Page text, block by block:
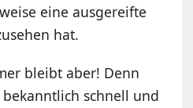
eine ausgereifte
hat.
bleibt aber! Denn
schnell und